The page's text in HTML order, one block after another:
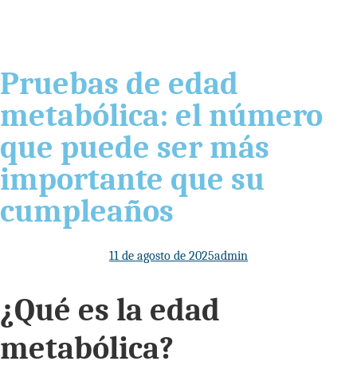
Pruebas de edad
metabólica: el número
que puede ser más
importante que su
cumpleaños
11 de agosto de 2025admin
¿Qué es la edad
metabólica?